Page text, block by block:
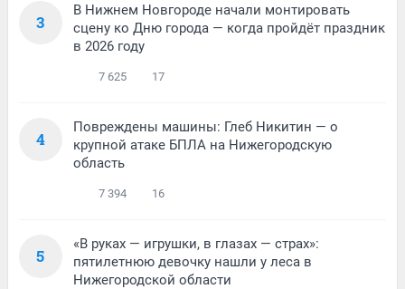
3
В Нижнем Новгороде начали монтировать
сцену ко Дню города — когда пройдёт праздник
в 2026 году
7 625 17
4
Повреждены машины: Глеб Никитин — о
крупной атаке БПЛА на Нижегородскую
область
7 394 16
5
«В руках — игрушки, в глазах — страх»:
пятилетнюю девочку нашли у леса в
Нижегородской области